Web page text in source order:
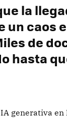
la
un caos
de
hasta
generativa en